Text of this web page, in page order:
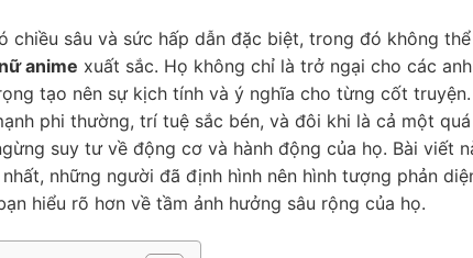
chiều sâu và sức hấp dẫn đặc biệt, trong đó không thể
anime xuất sắc. Họ không chỉ là trở ngại cho các anh
tạo nên sự kịch tính và ý nghĩa cho từng cốt truyện.
phi thường, trí tuệ sắc bén, và đôi khi là cả một quá
suy tư về động cơ và hành động của họ. Bài viết
những người đã định hình nên hình tượng phản
hiểu rõ hơn về tầm ảnh hưởng sâu rộng của họ.